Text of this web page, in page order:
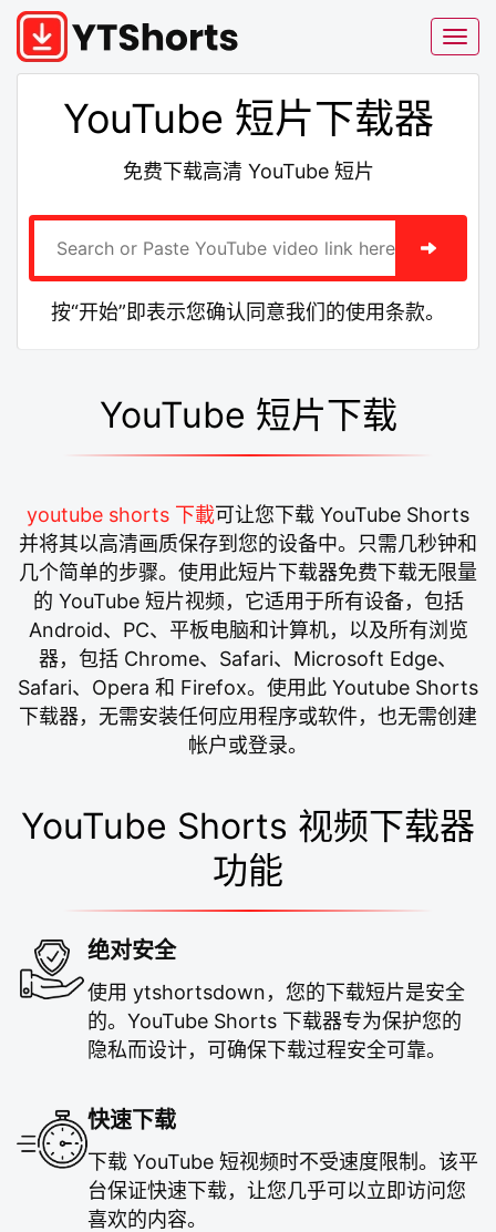
YouTube 短片下载器
免费下载高清 YouTube 短片
按“开始”即表示您确认同意我们的使用条款。
YouTube 短片下载
youtube shorts 下載可让您下载 YouTube Shorts
并将其以高清画质保存到您的设备中。只需几秒钟和
几个简单的步骤。使用此短片下载器免费下载无限量
的 YouTube 短片视频，它适用于所有设备，包括
Android、PC、平板电脑和计算机，以及所有浏览
器，包括 Chrome、Safari、Microsoft Edge、
Safari、Opera 和 Firefox。使用此 Youtube Shorts
下载器，无需安装任何应用程序或软件，也无需创建
帐户或登录。
YouTube Shorts 视频下载器
功能
绝对安全
使用 ytshortsdown，您的下载短片是安全
的。YouTube Shorts 下载器专为保护您的
隐私而设计，可确保下载过程安全可靠。
快速下载
下载 YouTube 短视频时不受速度限制。该平
台保证快速下载，让您几乎可以立即访问您
喜欢的内容。